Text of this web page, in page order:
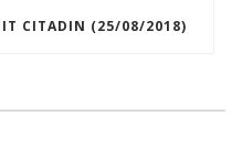
CITADIN (25/08/2018)